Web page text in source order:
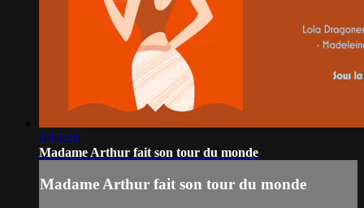
1:15:40
Madame Arthur fait son tour du monde
Madame Arthur fait son tour du monde